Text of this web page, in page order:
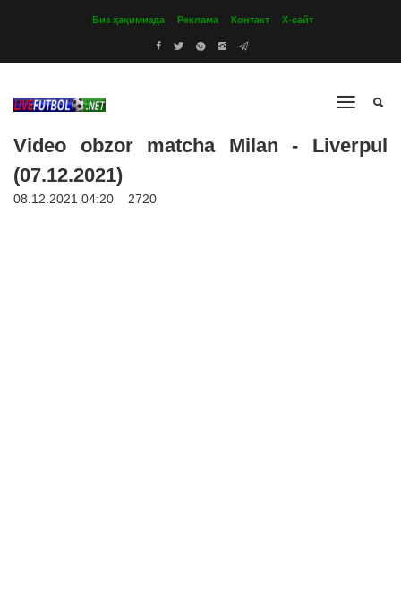
Биз ҳақимизда Реклама Контакт Х-сайт
Video obzor matcha Milan - Liverpul
(07.12.2021)
08.12.2021 04:20 2720